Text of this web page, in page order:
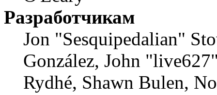
Разработчикам
Jon "Sesquipedalian"
González, John
Rydhé, Shawn Bulen,